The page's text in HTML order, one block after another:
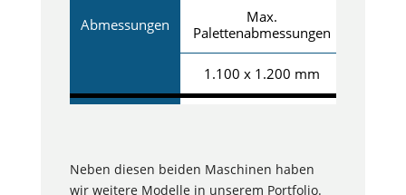
Abmessungen
Max.
Palettenabmessungen
1.100 x 1.200 mm
Neben diesen beiden Maschinen haben
wir weitere Modelle in unserem Portfolio.